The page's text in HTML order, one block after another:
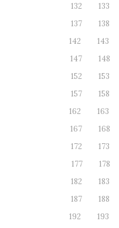
132
133
137
138
142
143
147
148
152
153
157
158
162
163
167
168
172
173
177
178
182
183
187
188
192
193